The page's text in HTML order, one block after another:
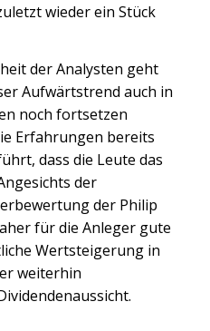
wieder ein Stück
der Analysten geht
Aufwärtstrend auch in
noch fortsetzen
Erfahrungen bereits
dass die Leute das
der
der Philip
für die Anleger gute
Wertsteigerung in
weiterhin